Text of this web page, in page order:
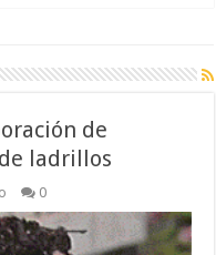
de
ladrillos
0